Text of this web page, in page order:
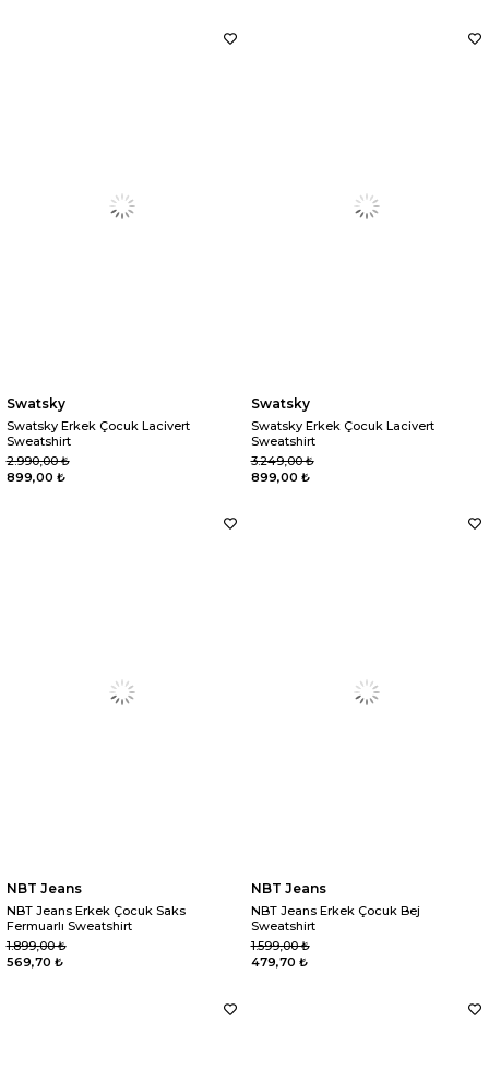
Swatsky
Swatsky Erkek Çocuk Lacivert
Sweatshirt
899,00 ₺
2.990,00 ₺
Swatsky
Swatsky Erkek Çocuk Lacivert
Sweatshirt
899,00 ₺
3.249,00 ₺
NBT Jeans
NBT Jeans Erkek Çocuk Saks
Fermuarlı Sweatshirt
569,70 ₺
1.899,00 ₺
NBT Jeans
NBT Jeans Erkek Çocuk Bej
Sweatshirt
479,70 ₺
1.599,00 ₺